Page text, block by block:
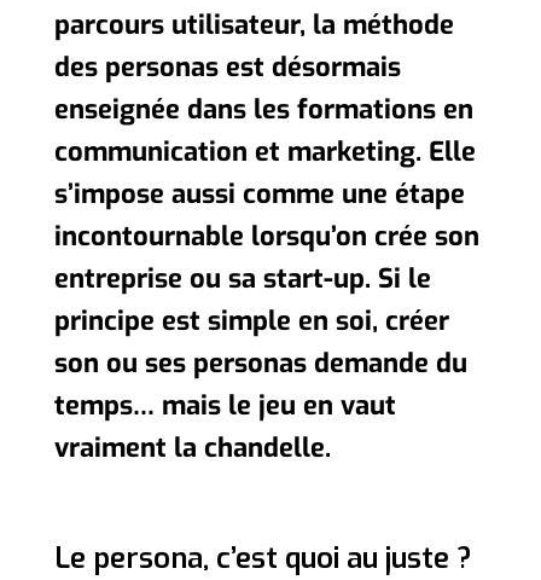
parcours utilisateur, la méthode
des personas est désormais
enseignée dans les formations en
communication et marketing. Elle
s’impose aussi comme une étape
incontournable lorsqu’on crée son
entreprise ou sa start-up. Si le
principe est simple en soi, créer
son ou ses personas demande du
temps… mais le jeu en vaut
vraiment la chandelle.
Le persona, c’est quoi au juste ?